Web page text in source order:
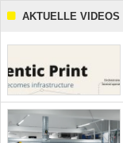
AKTUELLE VIDEOS